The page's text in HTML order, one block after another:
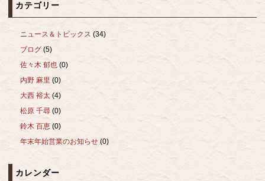
カテゴリー
ニュース＆トピックス (34)
ブログ (5)
佐々木 郁也 (0)
内野 麻里 (0)
大西 裕太 (4)
松原 千尋 (0)
鈴木 百恵 (0)
年末年始営業のお知らせ (0)
カレンダー